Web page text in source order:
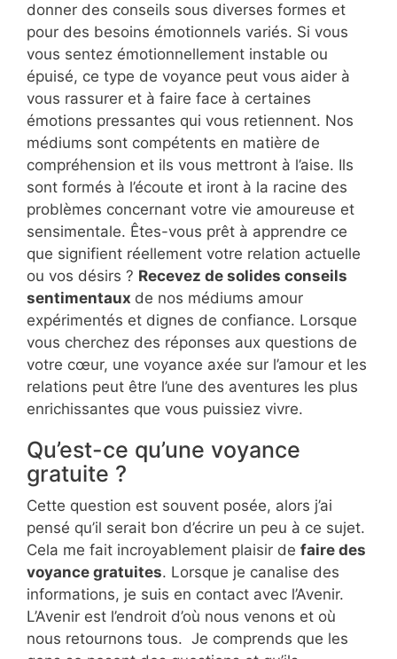
donner des conseils sous diverses formes et
pour des besoins émotionnels variés. Si vous
vous sentez émotionnellement instable ou
épuisé, ce type de voyance peut vous aider à
vous rassurer et à faire face à certaines
émotions pressantes qui vous retiennent. Nos
médiums sont compétents en matière de
compréhension et ils vous mettront à l’aise. Ils
sont formés à l’écoute et iront à la racine des
problèmes concernant votre vie amoureuse et
sensimentale. Êtes-vous prêt à apprendre ce
que signifient réellement votre relation actuelle
ou vos désirs ? Recevez de solides conseils
sentimentaux de nos médiums amour
expérimentés et dignes de confiance. Lorsque
vous cherchez des réponses aux questions de
votre cœur, une voyance axée sur l’amour et les
relations peut être l’une des aventures les plus
enrichissantes que vous puissiez vivre.
Qu’est-ce qu’une voyance
gratuite ?
Cette question est souvent posée, alors j’ai
pensé qu’il serait bon d’écrire un peu à ce sujet.
Cela me fait incroyablement plaisir de faire des
voyance gratuites. Lorsque je canalise des
informations, je suis en contact avec l’Avenir.
L’Avenir est l’endroit d’où nous venons et où
nous retournons tous. Je comprends que les